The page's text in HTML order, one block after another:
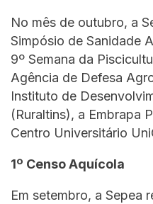
No mês de outubro, a
Simpósio de Sanidade
9º Semana da
Agência de Defesa
Instituto de
(Ruraltins), a Embrapa
Centro Universitário
1º Censo Aquícola
Em setembro, a Sepea